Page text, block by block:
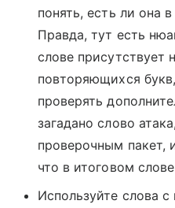
понять, есть ли она
Правда, тут есть
слове присутствует
повторяющихся
проверять
загадано слово
проверочным пакет,
что в итоговом
Используйте слова